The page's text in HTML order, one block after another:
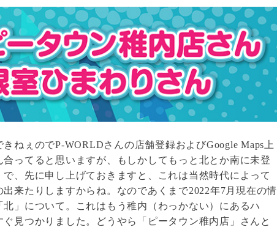
ねぇのでP-WORLDさんの店舗登録およびGoogle Maps上
ってると思いますが、もしかしてもっと北とか南に未登
、先に申し上げておきますと、これは当然時代によって
来たりしますからね。なのであくまで2022年7月現在の情
」について。これはもう稚内（わっかない）にあるハ
見つかりました。どうやら「ピータウン稚内店」さんと